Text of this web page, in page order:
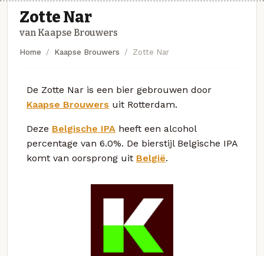
Zotte Nar
van Kaapse Brouwers
Home Kaapse Brouwers Zotte Nar
De Zotte Nar is een bier gebrouwen door
Kaapse Brouwers uit Rotterdam.
Deze Belgische IPA heeft een alcohol
percentage van 6.0%. De bierstijl Belgische IPA
komt van oorsprong uit België.